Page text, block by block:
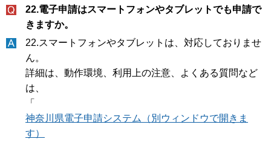
22.電子申請はスマートフォンやタブレットでも申請で
きますか。
22.スマートフォンやタブレットは、対応しておりませ
ん。
詳細は、動作環境、利用上の注意、よくある質問など
は、
「
神奈川県電子申請システム（別ウィンドウで開きま
す）